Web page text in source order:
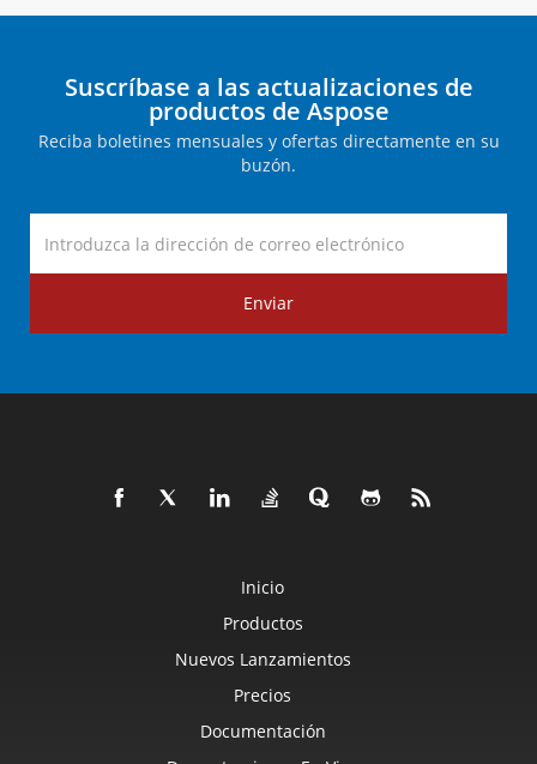
Suscríbase a las actualizaciones de
productos de Aspose
Reciba boletines mensuales y ofertas directamente en su
buzón.
Enviar
Inicio
Productos
Nuevos Lanzamientos
Precios
Documentación